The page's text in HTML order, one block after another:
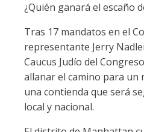
¿Quién ganará el escaño
Tras 17 mandatos en el
representante Jerry
Caucus Judío del
allanar el camino para un
una contienda que será
local y nacional.